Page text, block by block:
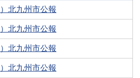
北九州市公報
北九州市公報
北九州市公報
北九州市公報